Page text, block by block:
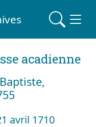
acadienne
avril 1710